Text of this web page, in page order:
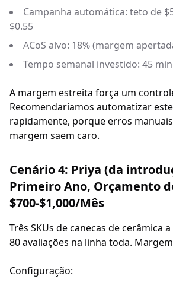
Campanha automática: teto de
$0.55
ACoS alvo: 18% (margem
Tempo semanal investido: 45
A margem estreita força um
Recomendaríamos automatizar
rapidamente, porque erros
margem saem caro.
Cenário 4: Priya (da
Primeiro Ano, Orçamento
$700-$1,000/Mês
Três SKUs de canecas de cerâmica
80 avaliações na linha toda.
Configuração: